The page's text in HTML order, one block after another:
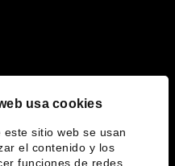
usa cookies
este sitio web se usan
el contenido y los
funciones de redes